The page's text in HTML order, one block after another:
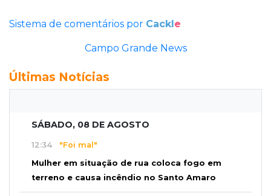
Sistema de comentários por Cackle
Campo Grande News
Últimas Notícias
SÁBADO, 08 DE AGOSTO
12:34 "Foi mal"
Mulher em situação de rua coloca fogo em
terreno e causa incêndio no Santo Amaro